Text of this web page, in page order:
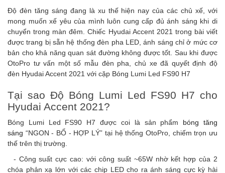
Độ đèn tăng sáng đang là xu thế hiện nay của các chủ xế, với
mong muốn xế yêu của mình luôn cung cấp đủ ánh sáng khi di
chuyển trong màn đêm. Chiếc Hyudai Accent 2021 trong bài viết
được trang bị sẵn hệ thống đèn pha LED, ánh sáng chỉ ở mức cơ
bản cho khả năng quan sát đường không được tốt. Sau khi được
OtoPro tư vấn một số mẫu đèn pha, chủ xe đã quyết định độ
đèn Hyudai Accent 2021 với cặp Bóng Lumi Led FS90 H7
Tại sao Độ Bóng Lumi Led FS90 H7 cho
Hyudai Accent 2021?
Bóng Lumi Led FS90 H7 được coi là sản phẩm bóng tăng
sáng “NGON - BỔ - HỢP LÝ” tại hệ thống OtoPro, chiếm trọn ưu
thế trên thị trường.
- Công suất cực cao: với công suất ~65W nhờ kết hợp của 2
chóa phản xạ lớn với các chip LED cho ra ánh sáng cực kỳ hài